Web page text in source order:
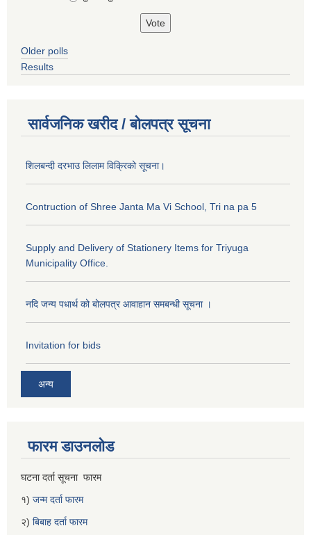
Older polls
Results
सार्वजनिक खरीद / बोलपत्र सूचना
शिलबन्दी दरभाउ लिलाम विक्रिको सूचना।
Contruction of Shree Janta Ma Vi School, Tri na pa 5
Supply and Delivery of Stationery Items for Triyuga
Municipality Office.
नदि जन्य पधार्थ को बोलपत्र आवाहान समबन्धी सूचना ।
Invitation for bids
अन्य
फारम डाउनलोड
घटना दर्ता सूचना फारम
१) जन्म दर्ता फारम
२) बिबाह दर्ता फारम